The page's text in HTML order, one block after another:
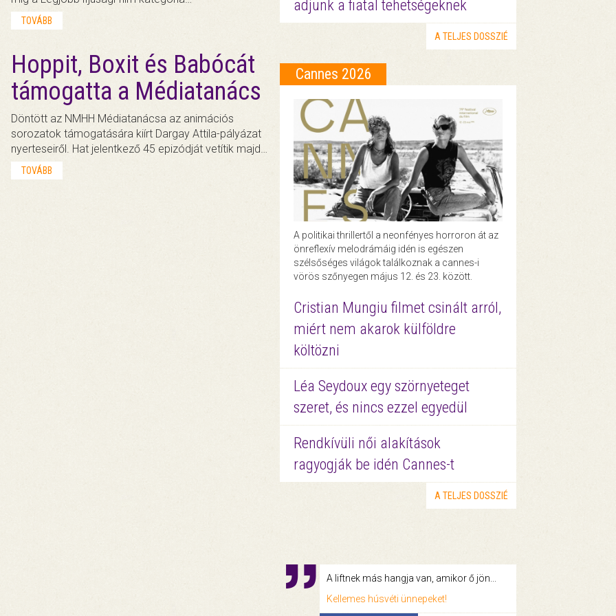
TOVÁBB
Hoppit, Boxit és Babócát
támogatta a Médiatanács
Döntött az NMHH Médiatanácsa az animációs
sorozatok támogatására kiírt Dargay Attila-pályázat
nyerteseiről. Hat jelentkező 45 epizódját vetítik majd…
TOVÁBB
adjunk a fiatal tehetségeknek
A TELJES DOSSZIÉ
Cannes 2026
A politikai thrillertől a neonfényes horroron át az
önreflexív melodrámáig idén is egészen
szélsőséges világok találkoznak a cannes-i
vörös szőnyegen május 12. és 23. között.
Cristian Mungiu filmet csinált arról,
miért nem akarok külföldre
költözni
Léa Seydoux egy szörnyeteget
szeret, és nincs ezzel egyedül
Rendkívüli női alakítások
ragyogják be idén Cannes-t
A TELJES DOSSZIÉ
A liftnek más hangja van, amikor ő jön...
Kellemes húsvéti ünnepeket!